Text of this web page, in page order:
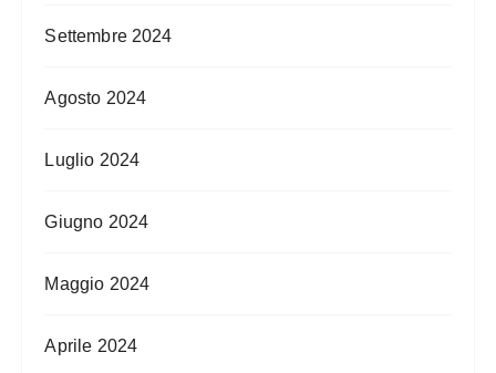
Settembre 2024
Agosto 2024
Luglio 2024
Giugno 2024
Maggio 2024
Aprile 2024